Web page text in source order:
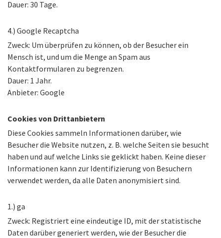
Dauer: 30 Tage.
4.) Google Recaptcha
Zweck: Um überprüfen zu können, ob der Besucher ein
Mensch ist, und um die Menge an Spam aus
Kontaktformularen zu begrenzen.
Dauer: 1 Jahr.
Anbieter: Google
Cookies von Drittanbietern
Diese Cookies sammeln Informationen darüber, wie
Besucher die Website nutzen, z. B. welche Seiten sie besucht
haben und auf welche Links sie geklickt haben. Keine dieser
Informationen kann zur Identifizierung von Besuchern
verwendet werden, da alle Daten anonymisiert sind.
1.) ga
Zweck: Registriert eine eindeutige ID, mit der statistische
Daten darüber generiert werden, wie der Besucher die